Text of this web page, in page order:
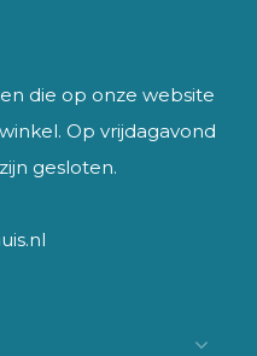
die op onze website
Op vrijdagavond
gesloten.